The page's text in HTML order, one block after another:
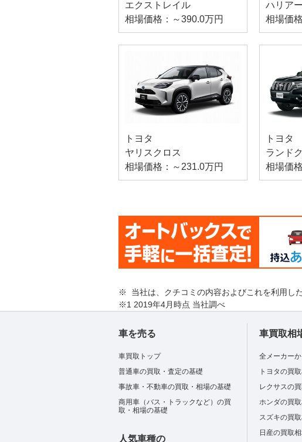
エクストレイル
相場価格：～390.0万円
ハリアー
相場価
トヨタ
ヤリスクロス
相場価格：～231.0万円
トヨタ
ランド
相場価
※ 当社は、クチコミの内容およびこれを利用し
※1 2019年4月時点 当社調べ
車を売る
車買取トップ
普通車の買取・査定の基礎
事故車・不動車の買取・相場の基礎
商用車（バス・トラックなど）の買
取・相場の基礎
人気車種の
車買取相
全メーカー
トヨタの買
レクサスの
ホンダの買
スズキの買
日産の買取